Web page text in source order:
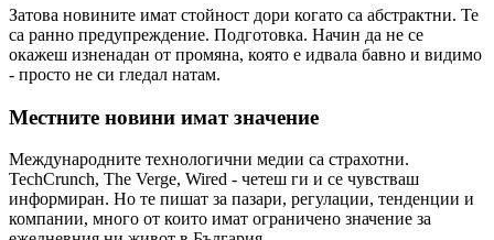
Затова новините имат стойност дори когато са абстрактни. Те
са ранно предупреждение. Подготовка. Начин да не се
окажеш изненадан от промяна, която е идвала бавно и видимо
- просто не си гледал натам.
Местните новини имат значение
Международните технологични медии са страхотни.
TechCrunch, The Verge, Wired - четеш ги и се чувстваш
информиран. Но те пишат за пазари, регулации, тенденции и
компании, много от които имат ограничено значение за